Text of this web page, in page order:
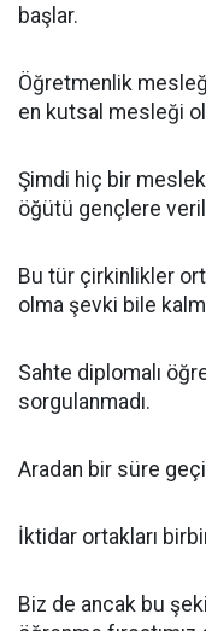
başlar.
Öğretmenlik
en kutsal mesleği
Şimdi hiç bir
öğütü gençlere
Bu tür çirkinlikler
olma şevki bile
Sahte diplomalı
sorgulanmadı.
Aradan bir süre
İktidar ortakları
Biz de ancak bu